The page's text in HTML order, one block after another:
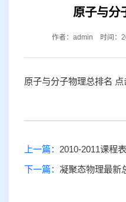
原子与分
作者：admin 时间：
原子与分子物理总排名 点
上一篇： 2010-2011课程表
下一篇： 凝聚态物理最新